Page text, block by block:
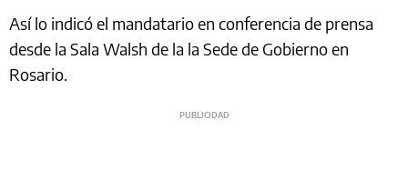
Así lo indicó el mandatario en conferencia de prensa
desde la Sala Walsh de la la Sede de Gobierno en
Rosario.